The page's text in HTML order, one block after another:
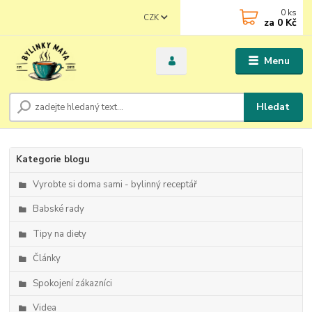
Menu
CZK
Hledat
0 ks
za 0 Kč
Kategorie blogu
Vyrobte si doma sami - bylinný receptář
Babské rady
Tipy na diety
Články
Spokojení zákazníci
Videa